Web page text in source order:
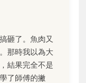
砸了。魚肉又
那時我以為大
結果完全不是
了師傅的撇